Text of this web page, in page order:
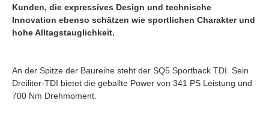
Kunden, die expressives Design und technische
Innovation ebenso schätzen wie sportlichen Charakter und
hohe Alltagstauglichkeit.
An der Spitze der Baureihe steht der SQ5 Sportback TDI. Sein
Dreiliter-TDI bietet die geballte Power von 341 PS Leistung und
700 Nm Drehmoment.